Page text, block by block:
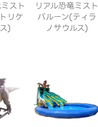
スト
リケ
)
リアル恐竜ミスト
バルーン(ティラ
ノサウルス)